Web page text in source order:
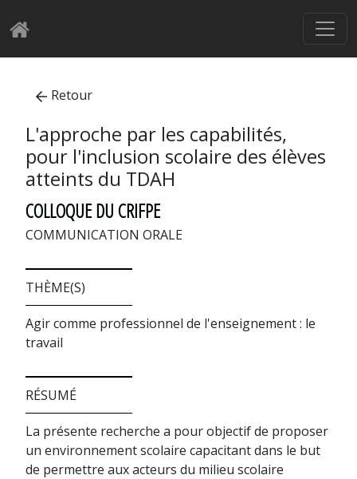
Retour
L'approche par les capabilités,
pour l'inclusion scolaire des élèves
atteints du TDAH
COLLOQUE DU CRIFPE
COMMUNICATION ORALE
THÈME(S)
Agir comme professionnel de l'enseignement : le
travail
RÉSUMÉ
La présente recherche a pour objectif de proposer
un environnement scolaire capacitant dans le but
de permettre aux acteurs du milieu scolaire